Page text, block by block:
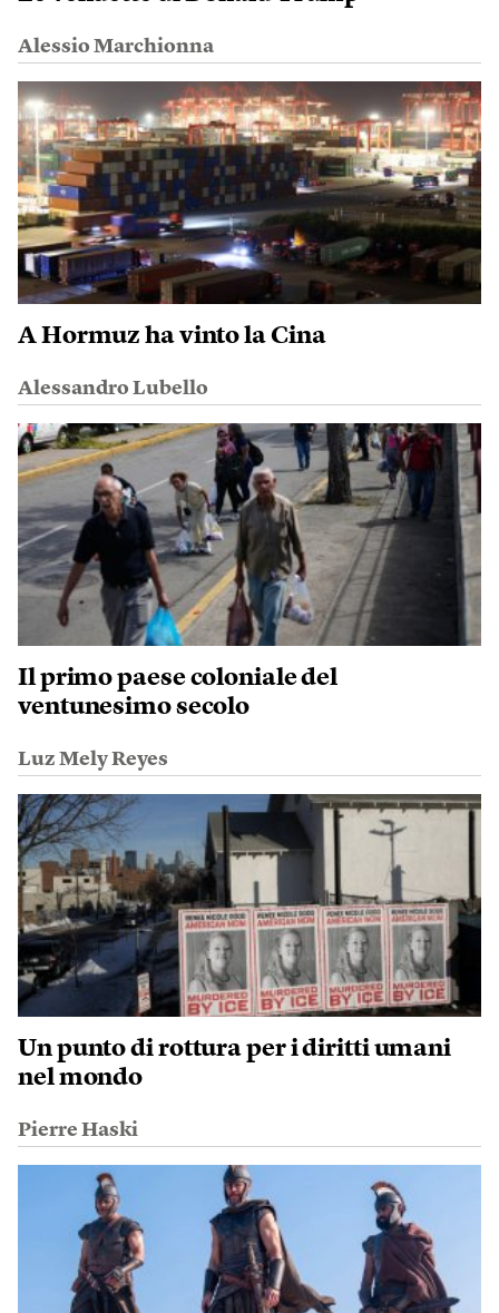
Alessio Marchionna
A Hormuz ha vinto la Cina
Alessandro Lubello
Il primo paese coloniale del
ventunesimo secolo
Luz Mely Reyes
Un punto di rottura per i diritti umani
nel mondo
Pierre Haski